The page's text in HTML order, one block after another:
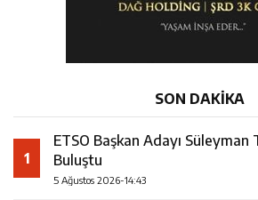
SON DAKİKA
1
ETSO Başkan Adayı Süleyman
Buluştu
5 Ağustos 2026-14:43